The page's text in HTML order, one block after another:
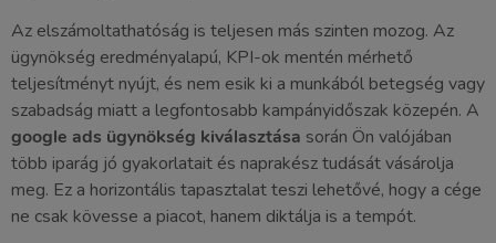
Az elszámoltathatóság is teljesen más szinten mozog. Az
ügynökség eredményalapú, KPI-ok mentén mérhető
teljesítményt nyújt, és nem esik ki a munkából betegség vagy
szabadság miatt a legfontosabb kampányidőszak közepén. A
google ads ügynökség kiválasztása során Ön valójában
több iparág jó gyakorlatait és naprakész tudását vásárolja
meg. Ez a horizontális tapasztalat teszi lehetővé, hogy a cége
ne csak kövesse a piacot, hanem diktálja is a tempót.